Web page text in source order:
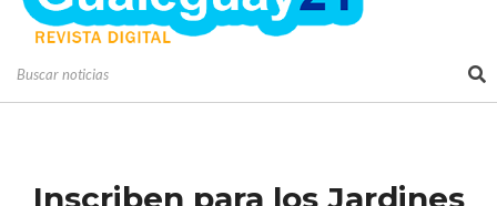
Inscriben para los Jardines